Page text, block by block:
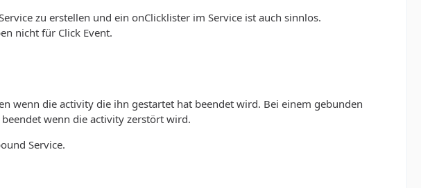
zu erstellen und ein onClicklister im Service ist auch sinnlos.
nicht für Click Event.
wenn die activity die ihn gestartet hat beendet wird. Bei einem gebunden
wenn die activity zerstört wird.
Service.